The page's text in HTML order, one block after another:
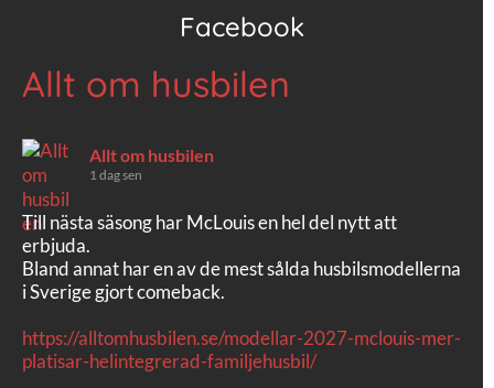
Facebook
Allt om husbilen
Allt om husbilen
1 dag sen
Till nästa säsong har McLouis en hel del nytt att
erbjuda.
Bland annat har en av de mest sålda husbilsmodellerna
i Sverige gjort comeback.
https://alltomhusbilen.se/modellar-2027-mclouis-mer-
platisar-helintegrerad-familjehusbil/